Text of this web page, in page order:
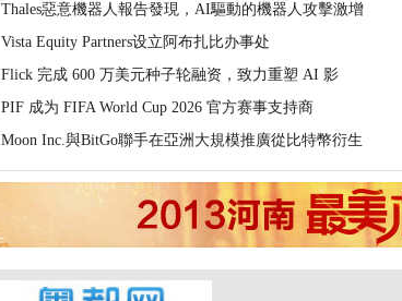
Thales惡意機器人報告發現，AI驅動的機器人攻擊激增
Vista Equity Partners设立阿布扎比办事处
Flick 完成 600 万美元种子轮融资，致力重塑 AI 影
PIF 成为 FIFA World Cup 2026 官方赛事支持商
Moon Inc.與BitGo聯手在亞洲大規模推廣從比特幣衍生